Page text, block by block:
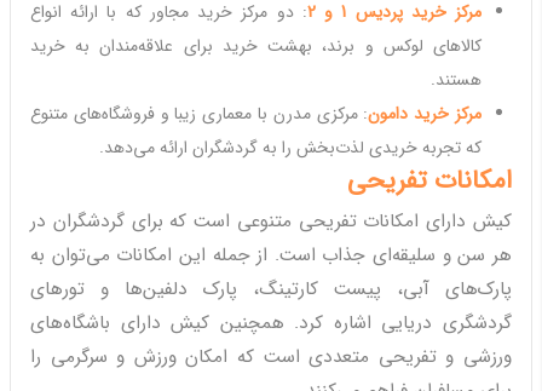
مرکز خرید پردیس 1 و 2
: دو مرکز خرید مجاور که با ارائه انواع
کالاهای لوکس و برند، بهشت خرید برای علاقه‌مندان به خرید
هستند.
مرکز خرید دامون: مرکزی مدرن با معماری زیبا و فروشگاه‌های متنوع
که تجربه خریدی لذت‌بخش را به گردشگران ارائه می‌دهد.
امکانات تفریحی
کیش دارای امکانات تفریحی متنوعی است که برای گردشگران در
هر سن و سلیقه‌ای جذاب است. از جمله این امکانات می‌توان به
پارک‌های آبی، پیست کارتینگ، پارک دلفین‌ها و تورهای
گردشگری دریایی اشاره کرد. همچنین کیش دارای باشگاه‌های
ورزشی و تفریحی متعددی است که امکان ورزش و سرگرمی را